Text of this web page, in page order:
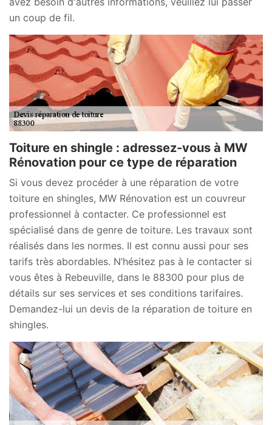
un coup de fil.
Toiture en shingle : adressez-vous à MW
Rénovation pour ce type de réparation
Si vous devez procéder à une réparation de votre
toiture en shingles, MW Rénovation est un couvreur
professionnel à contacter. Ce professionnel est
spécialisé dans de genre de toiture. Les travaux sont
réalisés dans les normes. Il est connu aussi pour ses
tarifs très abordables. N’hésitez pas à le contacter si
vous êtes à Rebeuville, dans le 88300 pour plus de
détails sur ses services et ses conditions tarifaires.
Demandez-lui un devis de la réparation de toiture en
shingles.